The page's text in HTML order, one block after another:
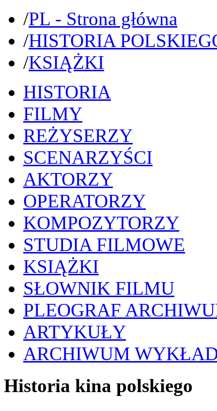
/PL - Strona główna
/HISTORIA
/KSIĄŻKI
HISTORIA
FILMY
REŻYSERZY
SCENARZYŚCI
AKTORZY
OPERATORZY
KOMPOZYTORZY
STUDIA FILMOWE
KSIĄŻKI
SŁOWNIK FILMU
PLEOGRAF
ARTYKUŁY
ARCHIWUM
Historia kina polskiego